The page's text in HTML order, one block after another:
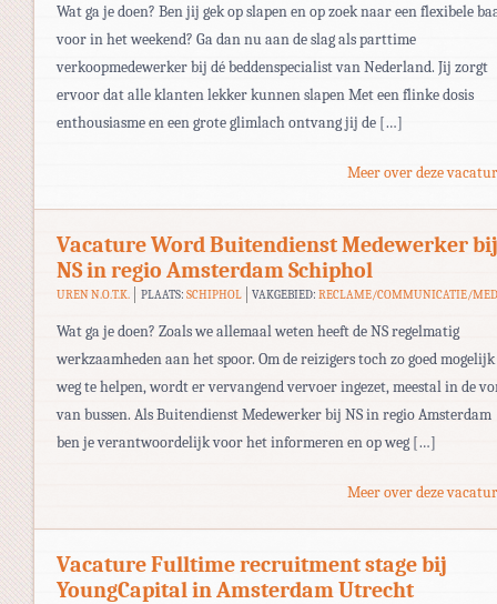
Wat ga je doen? Ben jij gek op slapen en op zoek naar een flexibele
voor in het weekend? Ga dan nu aan de slag als parttime
verkoopmedewerker bij dé beddenspecialist van Nederland. Jij zorgt
ervoor dat alle klanten lekker kunnen slapen Met een flinke dosis
enthousiasme en een grote glimlach ontvang jij de […]
Meer over deze
Vacature Word Buitendienst Medewerker bij
NS in regio Amsterdam Schiphol
UREN N.O.T.K. PLAATS: SCHIPHOL VAKGEBIED:RECLAME/COMMUNICATIE/
Wat ga je doen? Zoals we allemaal weten heeft de NS regelmatig
werkzaamheden aan het spoor. Om de reizigers toch zo goed
weg te helpen, wordt er vervangend vervoer ingezet, meestal in de
van bussen. Als Buitendienst Medewerker bij NS in regio Amsterdam
ben je verantwoordelijk voor het informeren en op weg […]
Meer over deze
Vacature Fulltime recruitment stage bij
YoungCapital in Amsterdam Utrecht